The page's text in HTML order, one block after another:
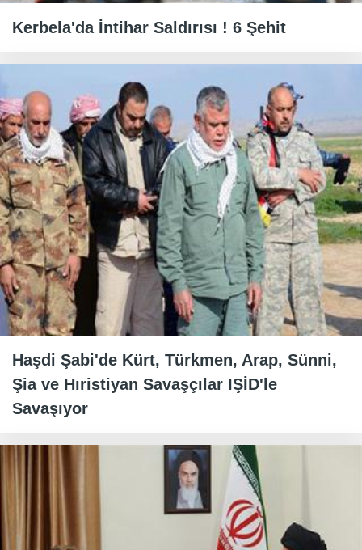
Kerbela'da İntihar Saldırısı ! 6 Şehit
Haşdi Şabi'de Kürt, Türkmen, Arap, Sünni,
Şia ve Hıristiyan Savaşçılar IŞİD'le
Savaşıyor